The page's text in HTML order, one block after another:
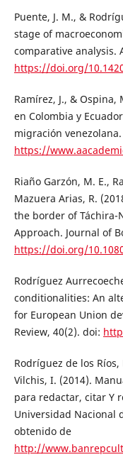
Puente, J. M., &
stage of
comparative analysis.
https://doi.org/
Ramírez, J., &
en Colombia y
migración venezolana.
https://
Riaño Garzón, M. E.,
Mazuera Arias, R.
the border of Táchira-
Approach. Journal of
https://doi.org/
Rodríguez
conditionalities: An
for European Union
Review, 40(2). doi:
Rodríguez de los Ríos,
Vilchis, I. (2014).
para redactar, citar Y
Universidad Nacional
obtenido de
http://